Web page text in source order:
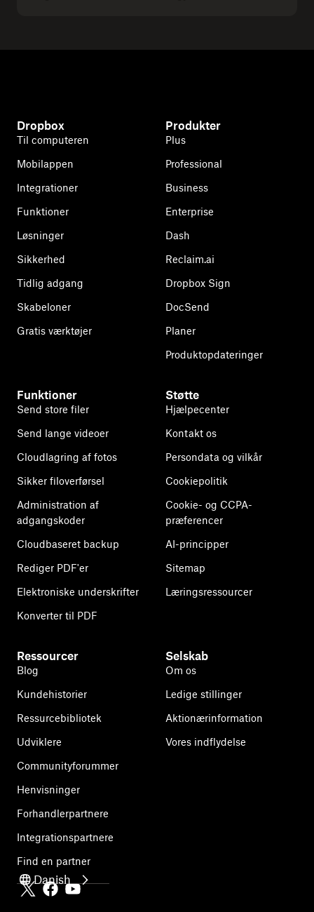
Dropbox
Til computeren
Mobilappen
Integrationer
Funktioner
Løsninger
Sikkerhed
Tidlig adgang
Skabeloner
Gratis værktøjer
Produkter
Plus
Professional
Business
Enterprise
Dash
Reclaim.ai
Dropbox Sign
DocSend
Planer
Produktopdateringer
Funktioner
Send store filer
Send lange videoer
Cloudlagring af fotos
Sikker filoverførsel
Administration af
adgangskoder
Cloudbaseret backup
Rediger PDF'er
Elektroniske underskrifter
Konverter til PDF
Støtte
Hjælpecenter
Kontakt os
Persondata og vilkår
Cookiepolitik
Cookie- og CCPA-
præferencer
AI-principper
Sitemap
Læringsressourcer
Ressourcer
Blog
Kundehistorier
Ressurcebibliotek
Udviklere
Communityforummer
Henvisninger
Forhandlerpartnere
Integrationspartnere
Find en partner
Selskab
Om os
Ledige stillinger
Aktionærinformation
Vores indflydelse
Danish